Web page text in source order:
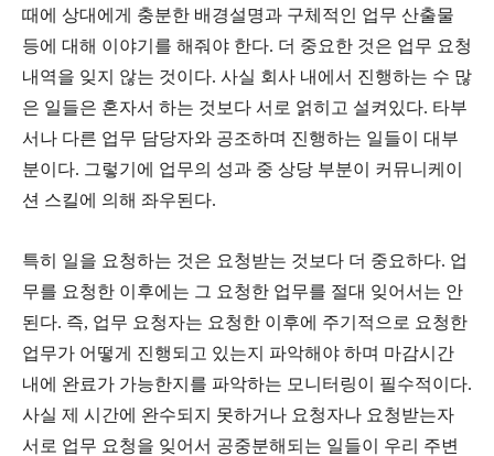
때에 상대에게 충분한 배경설명과 구체적인 업무 산출물
등에 대해 이야기를 해줘야 한다. 더 중요한 것은 업무 요청
내역을 잊지 않는 것이다. 사실 회사 내에서 진행하는 수 많
은 일들은 혼자서 하는 것보다 서로 얽히고 설켜있다. 타부
서나 다른 업무 담당자와 공조하며 진행하는 일들이 대부
분이다. 그렇기에 업무의 성과 중 상당 부분이 커뮤니케이
션 스킬에 의해 좌우된다.
특히 일을 요청하는 것은 요청받는 것보다 더 중요하다. 업
무를 요청한 이후에는 그 요청한 업무를 절대 잊어서는 안
된다. 즉, 업무 요청자는 요청한 이후에 주기적으로 요청한
업무가 어떻게 진행되고 있는지 파악해야 하며 마감시간
내에 완료가 가능한지를 파악하는 모니터링이 필수적이다.
사실 제 시간에 완수되지 못하거나 요청자나 요청받는자
서로 업무 요청을 잊어서 공중분해되는 일들이 우리 주변